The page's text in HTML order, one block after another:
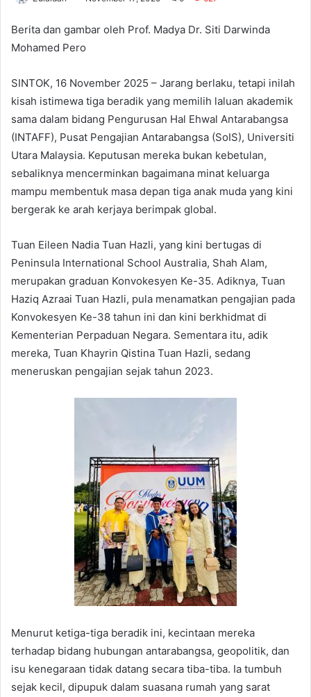
Berita dan gambar oleh Prof. Madya Dr. Siti Darwinda
Mohamed Pero
SINTOK, 16 November 2025 – Jarang berlaku, tetapi inilah
kisah istimewa tiga beradik yang memilih laluan akademik
sama dalam bidang Pengurusan Hal Ehwal Antarabangsa
(INTAFF), Pusat Pengajian Antarabangsa (SoIS), Universiti
Utara Malaysia. Keputusan mereka bukan kebetulan,
sebaliknya mencerminkan bagaimana minat keluarga
mampu membentuk masa depan tiga anak muda yang kini
bergerak ke arah kerjaya berimpak global.
Tuan Eileen Nadia Tuan Hazli, yang kini bertugas di
Peninsula International School Australia, Shah Alam,
merupakan graduan Konvokesyen Ke-35. Adiknya, Tuan
Haziq Azraai Tuan Hazli, pula menamatkan pengajian pada
Konvokesyen Ke-38 tahun ini dan kini berkhidmat di
Kementerian Perpaduan Negara. Sementara itu, adik
mereka, Tuan Khayrin Qistina Tuan Hazli, sedang
meneruskan pengajian sejak tahun 2023.
Menurut ketiga-tiga beradik ini, kecintaan mereka
terhadap bidang hubungan antarabangsa, geopolitik, dan
isu kenegaraan tidak datang secara tiba-tiba. Ia tumbuh
sejak kecil, dipupuk dalam suasana rumah yang sarat